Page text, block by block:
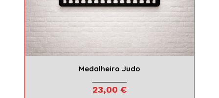
Medalheiro Judo
23,00 €